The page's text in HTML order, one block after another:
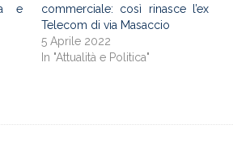
e
commerciale: così rinasce l’ex
Telecom di via Masaccio
5 Aprile 2022
In "Attualità e Politica"